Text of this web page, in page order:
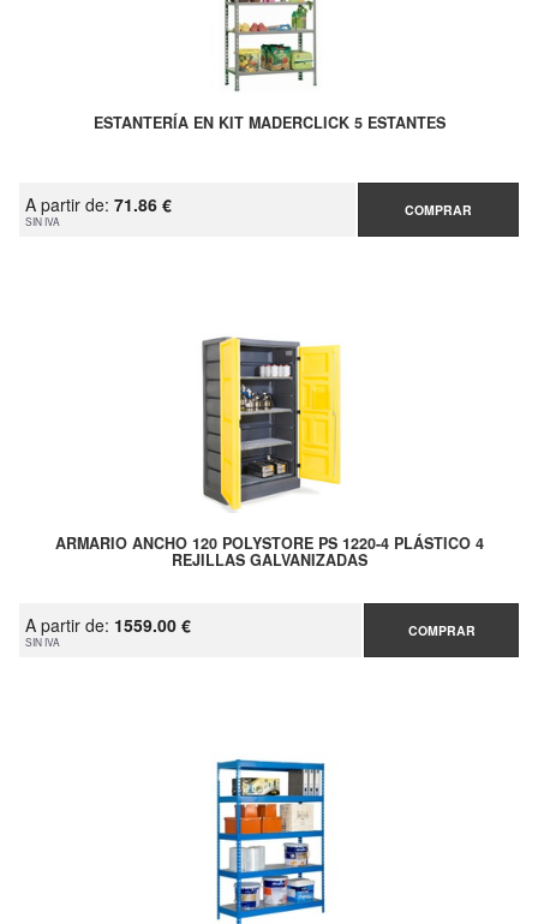
ESTANTERÍA EN KIT MADERCLICK 5 ESTANTES
A partir de: 71.86 €
SIN IVA
COMPRAR
ARMARIO ANCHO 120 POLYSTORE PS 1220-4 PLÁSTICO 4
REJILLAS GALVANIZADAS
A partir de: 1559.00 €
SIN IVA
COMPRAR